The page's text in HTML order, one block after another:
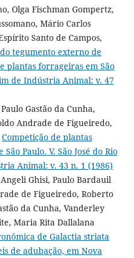
Olga Fischman Gompertz,
Mário Carlos
Santo de Campos,
tegumento externo de
plantas forrageiras em São
de Indústria Animal: v. 47
Gastão da Cunha,
Andrade de Figueiredo,
Competição de plantas
Paulo. V. São José do Rio
Animal: v. 43 n. 1 (1986)
Ghisi, Paulo Bardauil
de Figueiredo, Roberto
da Cunha, Vanderley
Maria Rita Dallalana
de Galactia striata
de adubação, em Nova